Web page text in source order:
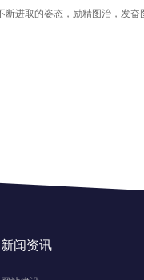
进取的姿态，励精图治，发
新闻资讯